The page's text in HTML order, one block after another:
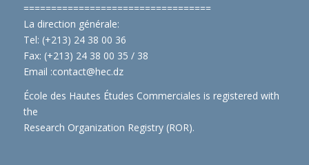
==================================
La direction générale:
Tel: (+213) 24 38 00 36
Fax: (+213) 24 38 00 35 / 38
Email :contact@hec.dz
École des Hautes Études Commerciales is registered with
the
Research Organization Registry (ROR).